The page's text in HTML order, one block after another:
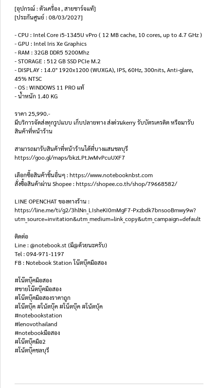
[อุปกรณ์ : ตัวเครื่อง , สายชาร์จแท้]
[ประกันศูนย์ : 08/03/2027]
- CPU : Intel Core i5-1345U vPro ( 12 MB cache, 10 cores, up to 4.7 GHz )
- GPU : Intel Iris Xe Graphics
- RAM : 32GB DDR5 5200Mhz
- STORAGE : 512 GB SSD PCIe M.2
- DISPLAY : 14.0" 1920x1200 (WUXGA), IPS, 60Hz, 300nits, Anti-glare,
45% NTSC
- OS : WINDOWS 11 PRO แท้
- น้ำหนัก 1.40 KG
ราคา 25,990.-
มีบริการจัดส่งทุกรูปแบบ เก็บปลายทาง ส่งด่วนkerry รับบัตรเครดิต หรือมารับ
สินค้าที่หน้าร้าน
สามารถมารับสินค้าที่หน้าร้านได้ที่บางแสนชลบุรี
https://goo.gl/maps/bkzLPtJwMvPcuUXF7
เลือกซื้อสินค้าชิ้นอื่นๆ : https://www.notebooknbst.com
สั่งซื้อสินค้าผ่าน Shopee : https://shopee.co.th/shop/79668582/
LINE OPENCHAT ของทางร้าน :
https://line.me/ti/g2/3hlNn_LIsheKI0mMgF7-Pxzbdk7bnsooBmwy9w?
utm_source=invitation&utm_medium=link_copy&utm_campaign=default
ติดต่อ
Line : @notebook.st (มี@ด้วยนะครับ)
Tel : 094-971-1197
FB : Notebook Station โน๊ตบุ๊คมือสอง
#โน๊ตบุ๊คมือสอง
#ขายโน๊ตบุ๊คมือสอง
#โน๊ตบุ๊คมือสองราคาถูก
#โน๊ตบุ๊ค #โน้ตบุ๊ค #โน็ตบุ๊ค #โน้ตบุ้ค
#notebookstation
#lenovothailand
#notebookมือสอง
#โน๊ตบุ๊คมือ2
#โน้ตบุ๊คชลบุรี